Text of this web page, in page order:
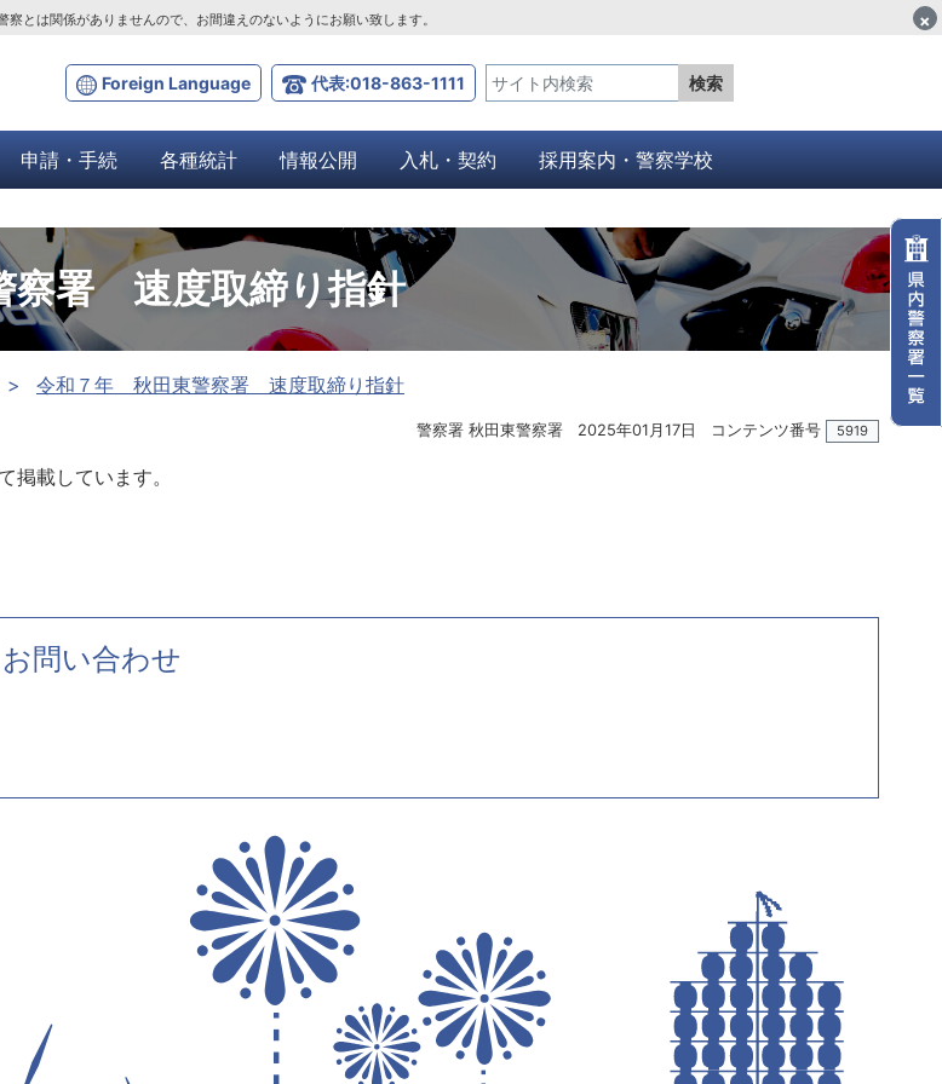
Foreign Language 代表:018-863-1111 検索
とは関係がありませんので、お間違えのないようにお願い致します。 ×
申請・手続 各種統計 情報公開 入札・契約 採用案内・警察学校
署 速度取締り指針
令和７年 秋田東警察署 速度取締り指針
警察署 秋田東警察署 2025年01月17日 コンテンツ番号 5919
掲載しています。
問い合わせ